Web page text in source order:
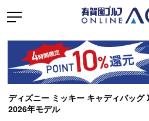
ディズニー ミッキー キャディバッ
2026年モデル